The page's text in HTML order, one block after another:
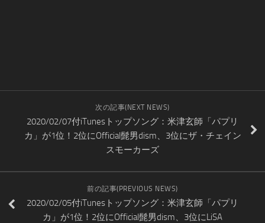
次の記事(NEXT NEWS)
2020/02/07付iTunesトップソング：米津玄師「パプリ
カ」が1位！2位にOfficial髭男dism、3位にザ・チェイン
スモーカーズ
前の記事(PREVIOUS NEWS)
2020/02/05付iTunesトップソング：米津玄師「パプリ
カ」が1位！2位にOfficial髭男dism、3位にLiSA